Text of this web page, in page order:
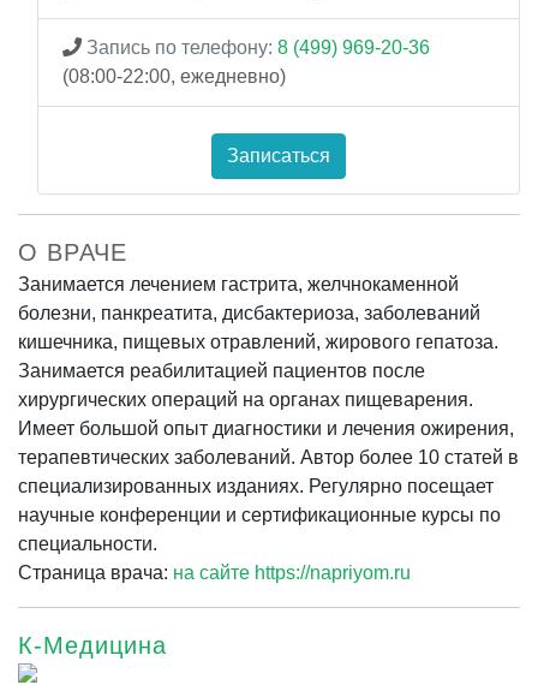
Запись по телефону: 8 (499) 969-20-36
(08:00-22:00, ежедневно)
Записаться
О ВРАЧЕ
Занимается лечением гастрита, желчнокаменной
болезни, панкреатита, дисбактериоза, заболеваний
кишечника, пищевых отравлений, жирового гепатоза.
Занимается реабилитацией пациентов после
хирургических операций на органах пищеварения.
Имеет большой опыт диагностики и лечения ожирения,
терапевтических заболеваний. Автор более 10 статей в
специализированных изданиях. Регулярно посещает
научные конференции и сертификационные курсы по
специальности.
Страница врача: на сайте https://napriyom.ru
К-Медицина